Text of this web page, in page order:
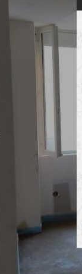
Rénovation de
16